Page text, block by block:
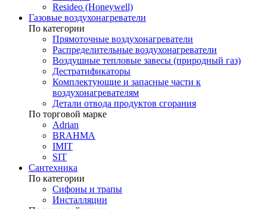
Resideo (Honeywell)
Газовые воздухонагреватели
По категории
Прямоточные воздухонагреватели
Распределительные воздухонагреватели
Воздушные тепловые завесы (природный газ)
Дестратификаторы
Комплектующие и запасные части к
воздухонагревателям
Детали отвода продуктов сгорания
По торговой марке
Adrian
BRAHMA
IMIT
SIT
Сантехника
По категории
Сифоны и трапы
Инсталляции